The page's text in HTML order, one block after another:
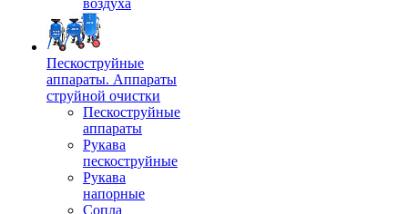
воздуха
Пескоструйные
аппараты. Аппараты
струйной очистки
Пескоструйные
аппараты
Рукава
пескоструйные
Рукава
напорные
Сопла